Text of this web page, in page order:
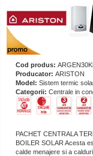
Cod produs:
Producator: ARISTON
Model: Sistem termic
Categorii: Centrale in
PACHET CENTRALA
BOILER SOLAR Acesta
calde menajere si a